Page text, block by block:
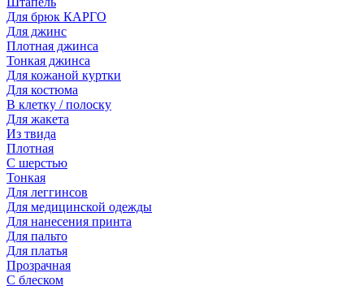
Для брюк КАРГО
Для джинс
Плотная джинса
Тонкая джинса
Для кожаной куртки
Для костюма
В клетку / полоску
Для жакета
Из твида
Плотная
С шерстью
Тонкая
Для леггинсов
Для медицинской одежды
Для нанесения принта
Для пальто
Для платья
Прозрачная
С блеском